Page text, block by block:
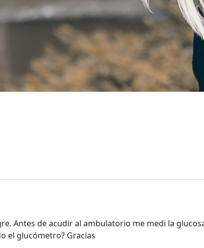
Antes de acudir al ambulatorio me medi la
el glucómetro? Gracias